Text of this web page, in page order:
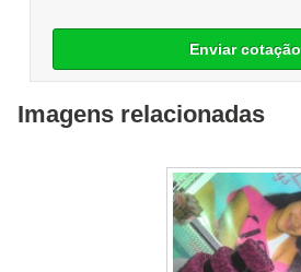
Enviar cotação
Imagens relacionadas